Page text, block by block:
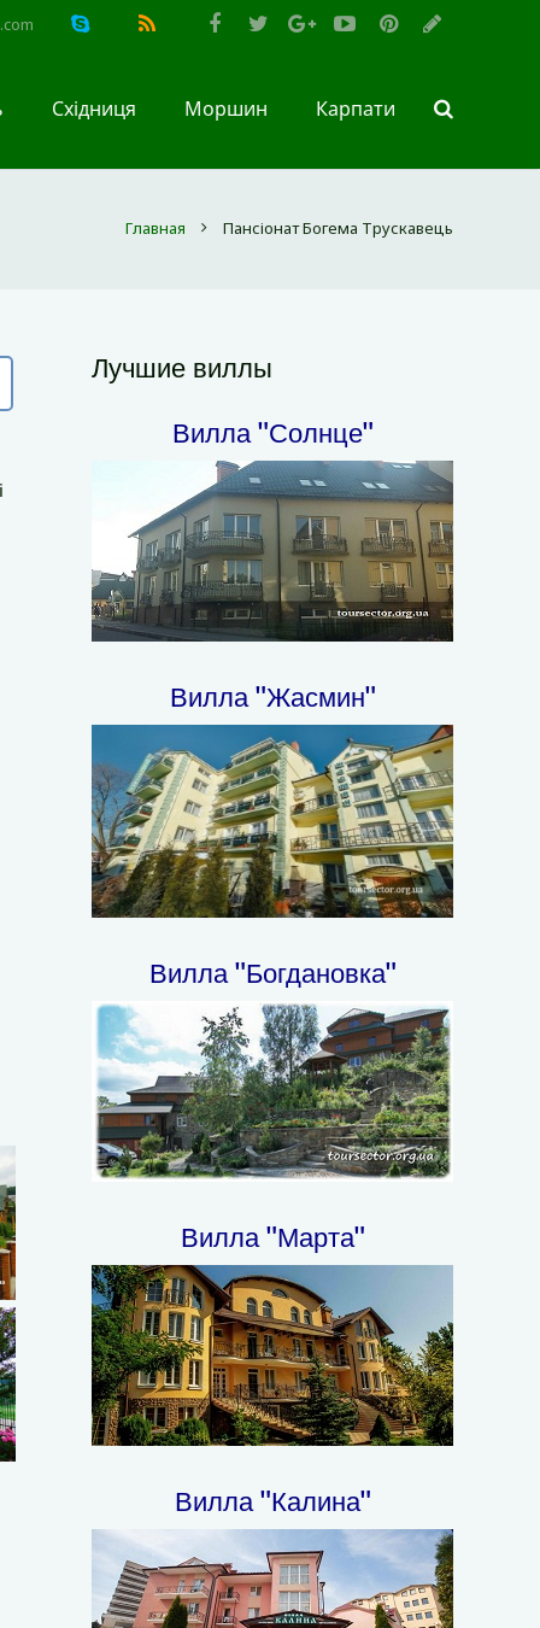
Східниця Мopшин Карпати
Главная Пансіонат Богема Трускавець
Лучшие виллы
Вилла "Солнце"
Вилла "Жасмин"
Вилла "Богдановка"
Вилла "Марта"
Вилла "Калина"